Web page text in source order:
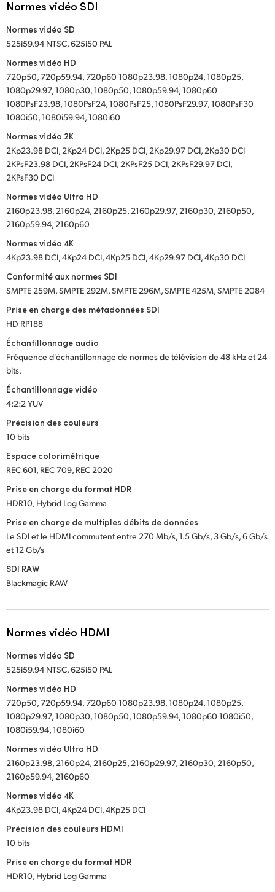
Normes vidéo SDI
Normes vidéo SD
525i59.94 NTSC, 625i50 PAL
Normes vidéo HD
720p50, 720p59.94, 720p60 1080p23.98, 1080p24, 1080p25,
1080p29.97, 1080p30, 1080p50, 1080p59.94, 1080p60
1080PsF23.98, 1080PsF24, 1080PsF25, 1080PsF29.97, 1080PsF30
1080i50, 1080i59.94, 1080i60
Normes vidéo 2K
2Kp23.98 DCI, 2Kp24 DCI, 2Kp25 DCI, 2Kp29.97 DCI, 2Kp30 DCI
2KPsF23.98 DCI, 2KPsF24 DCI, 2KPsF25 DCI, 2KPsF29.97 DCI,
2KPsF30 DCI
Normes vidéo Ultra HD
2160p23.98, 2160p24, 2160p25, 2160p29.97, 2160p30, 2160p50,
2160p59.94, 2160p60
Normes vidéo 4K
4Kp23.98 DCI, 4Kp24 DCI, 4Kp25 DCI, 4Kp29.97 DCI, 4Kp30 DCI
Conformité aux normes SDI
SMPTE 259M, SMPTE 292M, SMPTE 296M, SMPTE 425M, SMPTE 2084
Prise en charge des métadonnées SDI
HD RP188
Échantillonnage audio
Fréquence d'échantillonnage de normes de télévision de 48 kHz et 24
bits.
Échantillonnage vidéo
4:2:2 YUV
Précision des couleurs
10 bits
Espace colorimétrique
REC 601, REC 709, REC 2020
Prise en charge du format HDR
HDR10, Hybrid Log Gamma
Prise en charge de multiples débits de données
Le SDI et le HDMI commutent entre 270 Mb/s, 1.5 Gb/s, 3 Gb/s, 6 Gb/s
et 12 Gb/s
SDI RAW
Blackmagic RAW
Normes vidéo HDMI
Normes vidéo SD
525i59.94 NTSC, 625i50 PAL
Normes vidéo HD
720p50, 720p59.94, 720p60 1080p23.98, 1080p24, 1080p25,
1080p29.97, 1080p30, 1080p50, 1080p59.94, 1080p60 1080i50,
1080i59.94, 1080i60
Normes vidéo Ultra HD
2160p23.98, 2160p24, 2160p25, 2160p29.97, 2160p30, 2160p50,
2160p59.94, 2160p60
Normes vidéo 4K
4Kp23.98 DCI, 4Kp24 DCI, 4Kp25 DCI
Précision des couleurs HDMI
10 bits
Prise en charge du format HDR
HDR10, Hybrid Log Gamma